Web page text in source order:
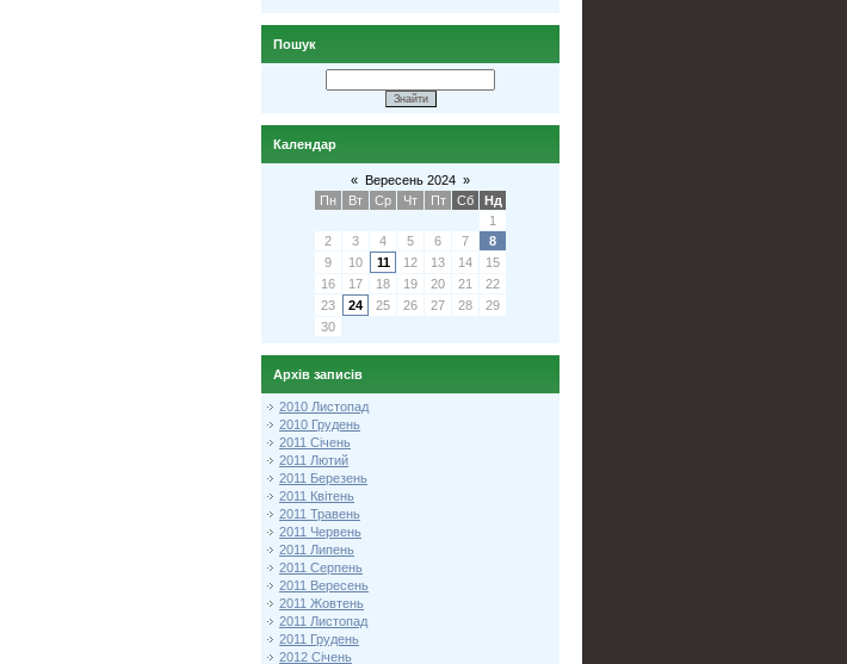
Пошук
Календар
« Вересень 2024 »
Пн
Вт Ср Чт Пт Сб
Нд
1
2
3 4 5 6 7
8
9
10 11 12 13 14
15
16
17 18 19 20 21
22
23
24 25 26 27 28
29
30
Архів записів
2010 Листопад
2010 Грудень
2011 Січень
2011 Лютий
2011 Березень
2011 Квітень
2011 Травень
2011 Червень
2011 Липень
2011 Серпень
2011 Вересень
2011 Жовтень
2011 Листопад
2011 Грудень
2012 Січень